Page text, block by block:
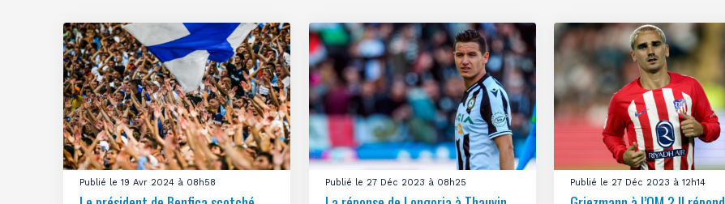
Publié le 19 Avr 2024 à 08h58 Publié le 27 Déc 2023 à 08h25 Publié le 27 Déc 2023 à 12h14